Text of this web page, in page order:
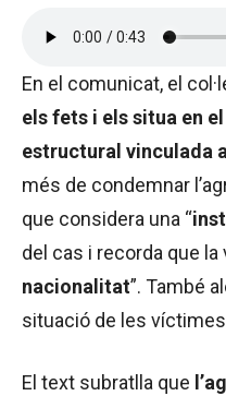
En el comunicat, el
els fets i els situa en
estructural vinculada
més de condemnar
que considera una “
del cas i recorda que
nacionalitat”. També
situació de les
El text subratlla que